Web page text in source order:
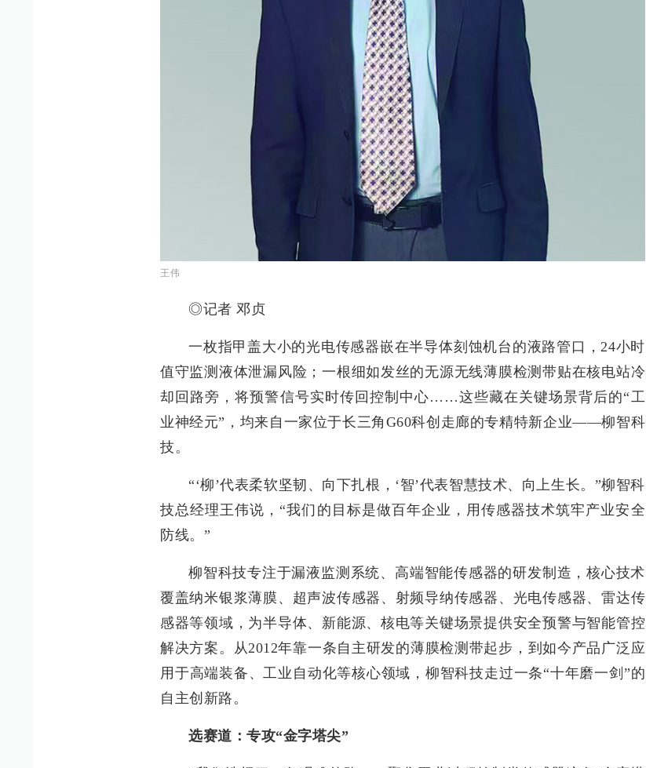
王伟
◎记者 邓贞
一枚指甲盖大小的光电传感器嵌在半导体刻蚀机台的液路管口，24小时
值守监测液体泄漏风险；一根细如发丝的无源无线薄膜检测带贴在核电站冷
却回路旁，将预警信号实时传回控制中心……这些藏在关键场景背后的“工
业神经元”，均来自一家位于长三角G60科创走廊的专精特新企业——柳智科
技。
“‘柳’代表柔软坚韧、向下扎根，‘智’代表智慧技术、向上生长。”柳智科
技总经理王伟说，“我们的目标是做百年企业，用传感器技术筑牢产业安全
防线。”
柳智科技专注于漏液监测系统、高端智能传感器的研发制造，核心技术
覆盖纳米银浆薄膜、超声波传感器、射频导纳传感器、光电传感器、雷达传
感器等领域，为半导体、新能源、核电等关键场景提供安全预警与智能管控
解决方案。从2012年靠一条自主研发的薄膜检测带起步，到如今产品广泛应
用于高端装备、工业自动化等核心领域，柳智科技走过一条“十年磨一剑”的
自主创新路。
选赛道：专攻“金字塔尖”